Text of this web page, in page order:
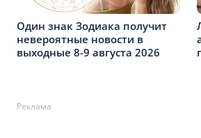
Один знак Зодиака получит
невероятные новости в
выходные 8-9 августа 2026
Реклама